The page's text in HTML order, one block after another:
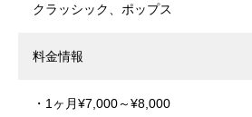
クラッシック、ポップス
料金情報
・1ヶ月¥7,000～¥8,000